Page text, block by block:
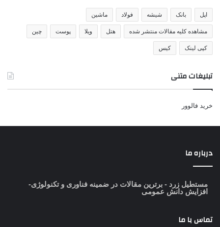
اپل بانک شیشه فولاد ماشین
مشاهده کلیه مقالات منتشر شده هتل ویلا پوست چین
کپی لینک کیس
تبلیغات متنی
خرید فالوور
درباره ما
مستطیل زرد - برترین مقالات در ضمینه فناوری و تکنولوژی-
افزایش دانش عمومی
تماس با ما